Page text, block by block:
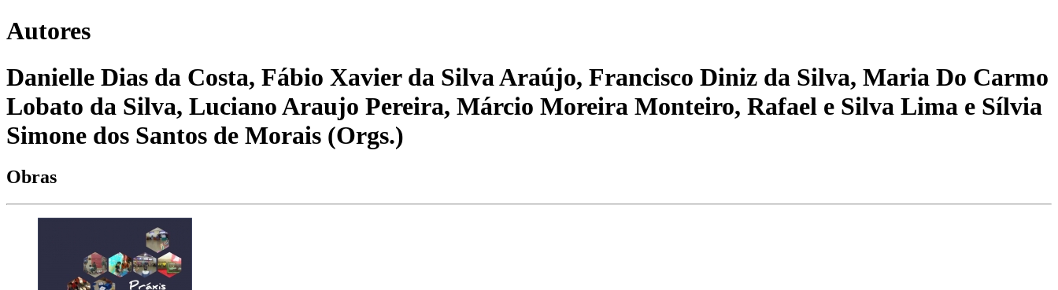
Autores
Danielle Dias da Costa, Fábio Xavier da Silva Araújo, Francisco Diniz da Silva, Maria Do Carmo
Lobato da Silva, Luciano Araujo Pereira, Márcio Moreira Monteiro, Rafael e Silva Lima e Sílvia
Simone dos Santos de Morais (Orgs.)
Obras